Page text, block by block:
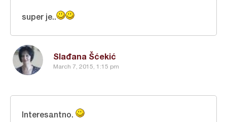
Slađana Šćekić
March 7, 2015, 1:15 pm
super je..
Interesantno.